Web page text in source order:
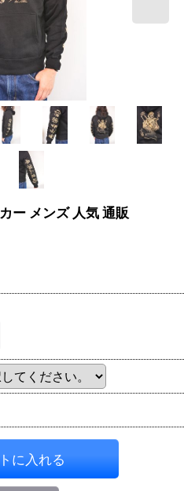
ー メンズ 人気 通販
に入れる